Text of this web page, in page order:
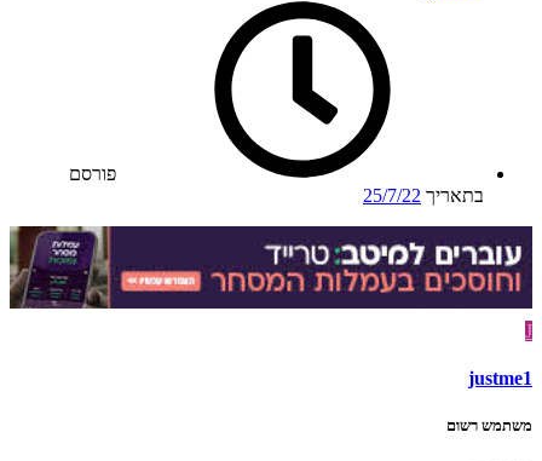
פורסם
בתאריך 25/7/22
J
justme1
משתמש רשום